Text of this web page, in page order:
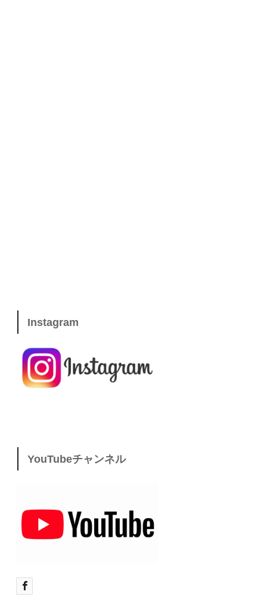
Instagram
YouTubeチャンネル